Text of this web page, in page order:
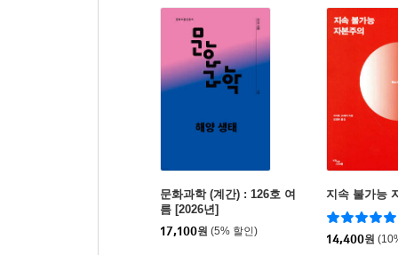
문화과학 (계간) : 126호 여
름 [2026년]
17,100원 (5% 할인)
지속 불가능
14,400원